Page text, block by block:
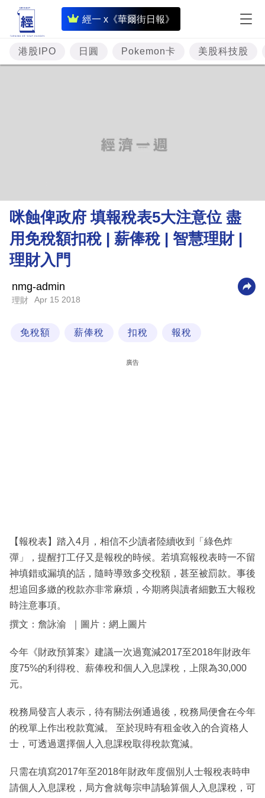
經一 x《華爾街日報》
即
時
財
經
理
財
商
技
場
港股IPO 日圓 Pokemon卡 美股科技股
咪蝕俾政府 填報稅表5大注意位 盡
用免稅額扣稅 | 薪俸稅 | 智慧理財 |
理財入門
nmg-admin
理財 Apr 15 2018
免稅額 薪俸稅 扣稅 報稅
廣告
【報稅表】踏入4月，相信不少讀者陸續收到「綠色炸
彈」，提醒打工仔又是報稅的時候。若填寫報稅表時一不留
神填錯或漏填的話，隨時導致多交稅額，甚至被罰款。事後
想追回多繳的稅款亦非常麻煩，今期將與讀者細數五大報稅
時注意事項。
撰文：詹詠渝 ｜圖片：網上圖片
今年《財政預算案》建議一次過寬減2017至2018年財政年
度75%的利得稅、薪俸稅和個人入息課稅，上限為30,000
元。
稅務局發言人表示，待有關法例通過後，稅務局便會在今年
的稅單上作出稅款寬減。 至於現時有租金收入的合資格人
士，可透過選擇個人入息課稅取得稅款寬減。
只需在填寫2017年至2018年財政年度個別人士報稅表時申
請個人入息課稅，局方會就每宗申請驗算個人入息課稅，可